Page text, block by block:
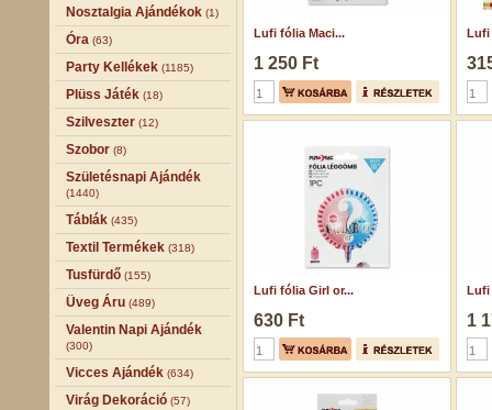
Nosztalgia Ajándékok (1)
Óra (63)
Party Kellékek (1185)
Plüss Játék (18)
Szilveszter (12)
Szobor (8)
Születésnapi Ajándék
(1440)
Táblák (435)
Textil Termékek (318)
Tusfürdő (155)
Üveg Áru (489)
Valentin Napi Ajándék
(300)
Vicces Ajándék (634)
Virág Dekoráció (57)
Lufi fólia Maci...
1 250 Ft
Lufi
Lufi fólia Girl or...
630 Ft
Lufi
1